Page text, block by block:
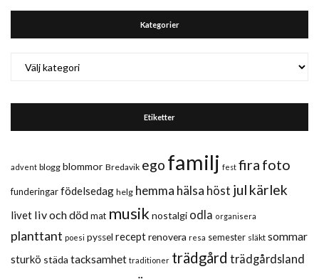
Kategorier
Etiketter
advent blogg blommor Bredavik ego familj fest fira foto
funderingarfödelsedag helg hemma hälsa höst jul kärlek
livet liv och dödmat musik nostalgi odla organisera
planttant poesi pyssel receptrenovera resa semester släkt sommar
sturkö städa tacksamhet traditioner trädgård trädgårdsland